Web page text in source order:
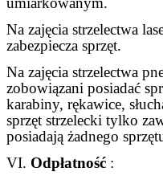
Na zajęcia strzelectwa
zabezpiecza sprzęt.
Na zajęcia strzelectwa
zobowiązani posiadać
karabiny, rękawice,
sprzęt strzelecki tylko
posiadają żadnego
VI. Odpłatność :